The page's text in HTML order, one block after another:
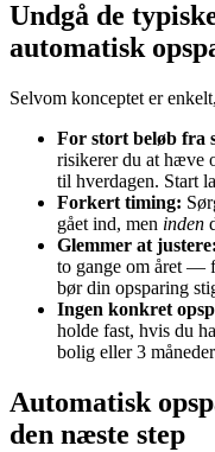
Undgå de
automatisk
Selvom konceptet er
For stort beløb fra
risikerer du at hæve
til hverdagen. Start
Forkert timing:
gået ind, men inden
Glemmer at justere:
to gange om året —
bør din opsparing
Ingen konkret
holde fast, hvis du
bolig eller 3
Automatisk
den næste step